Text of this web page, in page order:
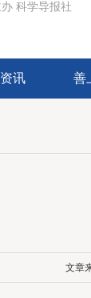
办 科学导报社
资讯 善
文章